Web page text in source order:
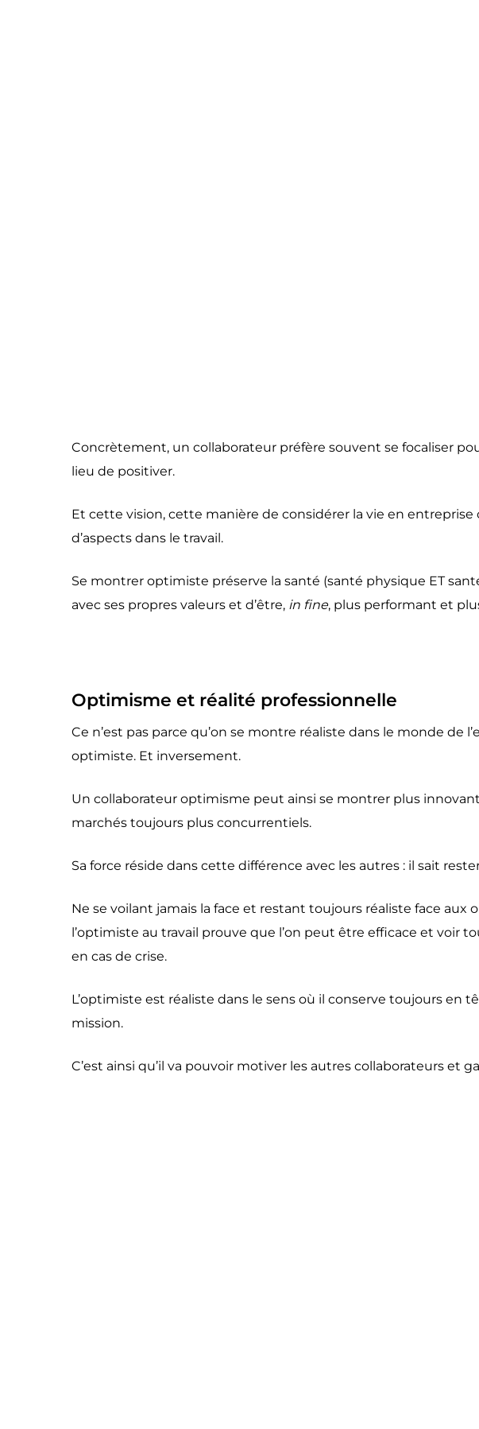
Concrètement, un collaborateur préfère souvent se focaliser
lieu de positiver.
Et cette vision, cette manière de considérer la vie en
d’aspects dans le travail.
Se montrer optimiste préserve la santé (santé physique ET
avec ses propres valeurs et d’être, in fine, plus performant et
Optimisme et réalité professionnelle
Ce n’est pas parce qu’on se montre réaliste dans le monde de
optimiste. Et inversement.
Un collaborateur optimisme peut ainsi se montrer plus
marchés toujours plus concurrentiels.
Sa force réside dans cette différence avec les autres : il sait
Ne se voilant jamais la face et restant toujours réaliste face aux
l’optimiste au travail prouve que l’on peut être efficace et voir
en cas de crise.
L’optimiste est réaliste dans le sens où il conserve toujours en
mission.
C’est ainsi qu’il va pouvoir motiver les autres collaborateurs et